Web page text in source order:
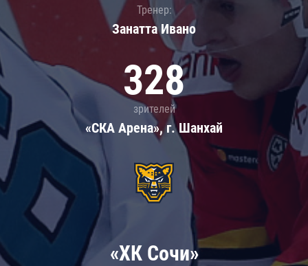
Тренер:
Занатта Иванo
328
зрителей
«СКА Арена», г. Шанхай
«ХК Сочи»